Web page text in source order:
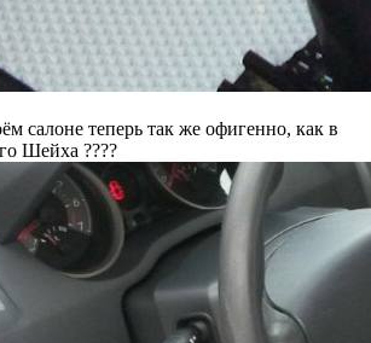
салоне теперь так же офигенно, как в
Шейха ????